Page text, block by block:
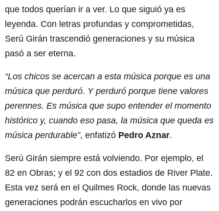
que todos querían ir a ver. Lo que siguió ya es
leyenda. Con letras profundas y comprometidas,
Serú Girán trascendió generaciones y su música
pasó a ser eterna.
“Los chicos se acercan a esta música porque es una
música que perduró. Y perduró porque tiene valores
perennes. Es música que supo entender el momento
histórico y, cuando eso pasa, la música que queda es
música perdurable”, enfatizó Pedro Aznar.
Serú Girán siempre está volviendo. Por ejemplo, el
82 en Obras; y el 92 con dos estadios de River Plate.
Esta vez será en el Quilmes Rock, donde las nuevas
generaciones podrán escucharlos en vivo por